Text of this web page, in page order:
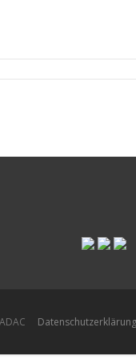
ADAC Datenschutzerklärung